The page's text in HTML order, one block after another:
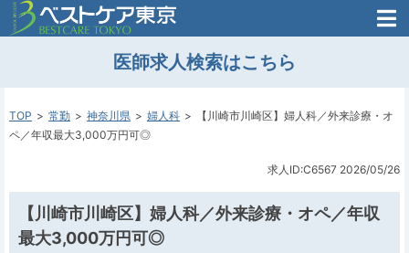
医師がはじめた
医師のための
転職支援
転職支援のお問い合わせ
医師求人検索はこちら
TOP 常勤 神奈川県 婦人科
【川崎市川崎区】婦人科／外来診療・オ
ペ／年収最大3,000万円可◎
求人ID:C6567 2026/05/26
【川崎市川崎区】婦人科／外来診療・オペ／年収
最大3,000万円可◎